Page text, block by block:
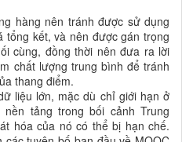
hàng nên tránh được sử dụng
tổng kết, và nên được gán trọng
cùng, đồng thời nên đưa ra lời
chất lượng trung bình để tránh
thang điểm.
liệu lớn, mặc dù chỉ giới hạn ở
tảng trong bối cảnh Trung
hóa của nó có thể bị hạn chế.